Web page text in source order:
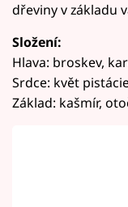
dřeviny v základu
Složení:
Hlava: broskev,
Srdce: květ
Základ: kašmír,